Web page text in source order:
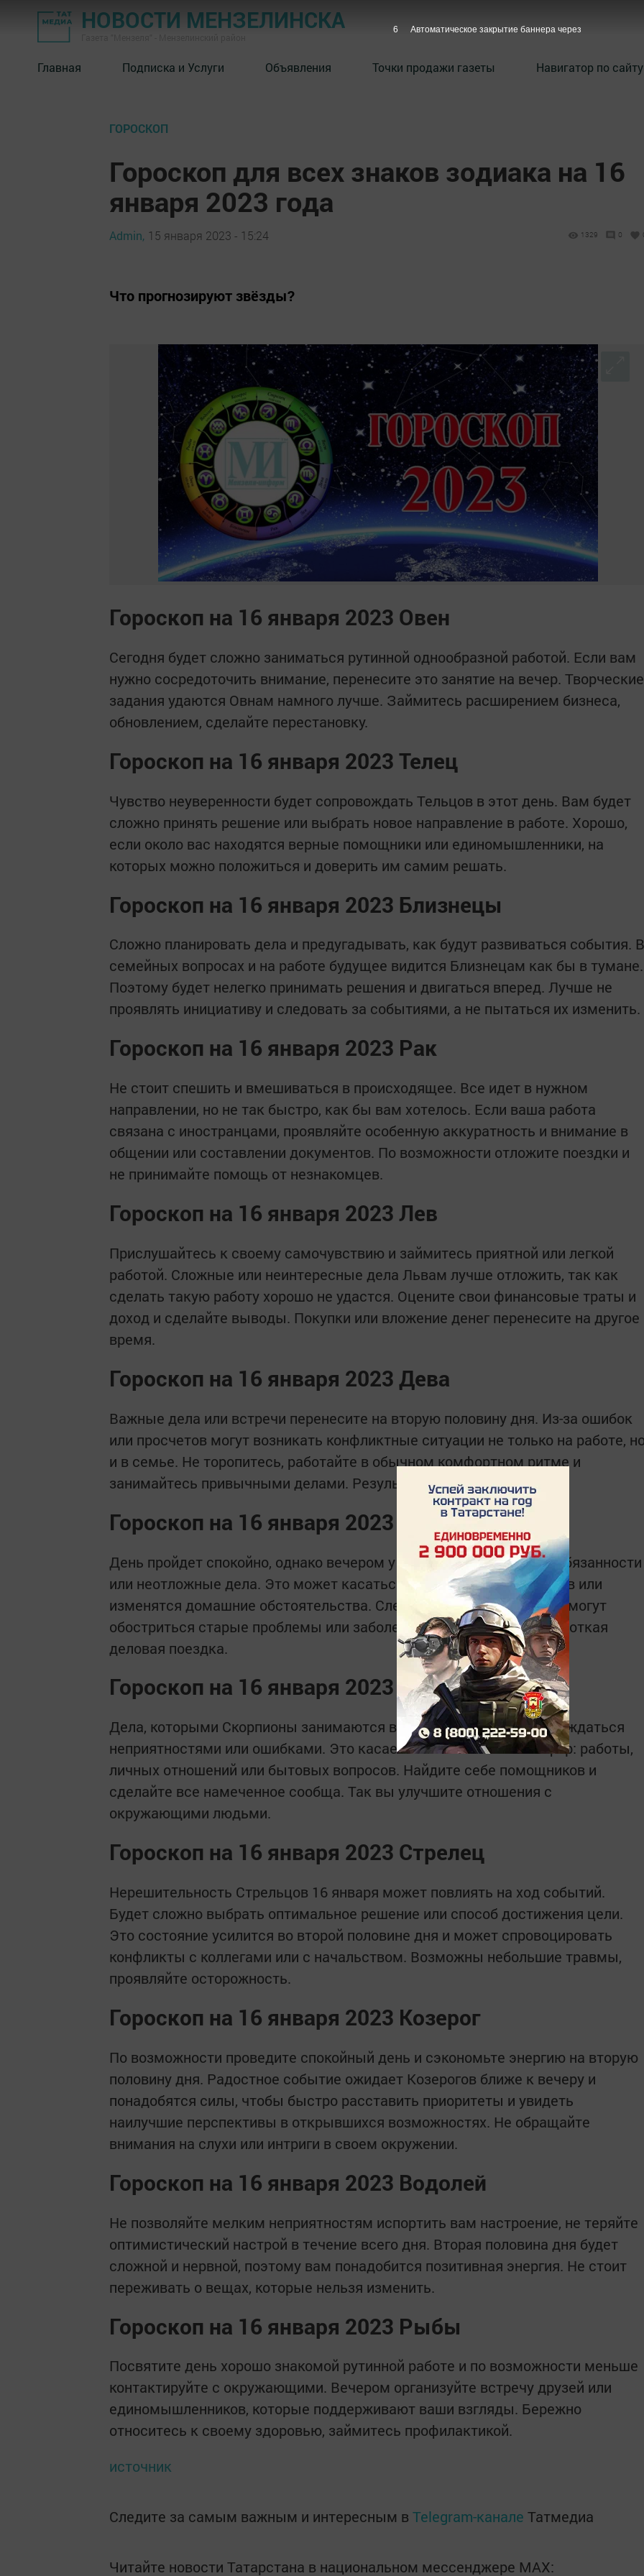
НОВОСТИ МЕНЗЕЛИНСКА
Главная Подписка и Услуги Объявления Точки продажи газеты Навигатор по сайту
ГОРОСКОП
Гороскоп для всех знаков зодиака на 16
января 2023 года
Admin, 15 января 2023 - 15:24 1329 0
Что прогнозируют звёзды?
Гороскоп на 16 января 2023 Овен
Сегодня будет сложно заниматься рутинной однообразной работой. Если вам
нужно сосредоточить внимание, перенесите это занятие на вечер. Творческие
задания удаются Овнам намного лучше. Займитесь расширением бизнеса,
обновлением, сделайте перестановку.
Гороскоп на 16 января 2023 Телец
Чувство неуверенности будет сопровождать Тельцов в этот день. Вам будет
сложно принять решение или выбрать новое направление в работе. Хорошо,
если около вас находятся верные помощники или единомышленники, на
которых можно положиться и доверить им самим решать.
Гороскоп на 16 января 2023 Близнецы
Сложно планировать дела и предугадывать, как будут развиваться события. В
семейных вопросах и на работе будущее видится Близнецам как бы в тумане.
Поэтому будет нелегко принимать решения и двигаться вперед. Лучше не
проявлять инициативу и следовать за событиями, а не пытаться их изменить.
Гороскоп на 16 января 2023 Рак
Не стоит спешить и вмешиваться в происходящее. Все идет в нужном
направлении, но не так быстро, как бы вам хотелось. Если ваша работа
связана с иностранцами, проявляйте особенную аккуратность и внимание в
общении или составлении документов. По возможности отложите поездки и
не принимайте помощь от незнакомцев.
Гороскоп на 16 января 2023 Лев
Прислушайтесь к своему самочувствию и займитесь приятной или легкой
работой. Сложные или неинтересные дела Львам лучше отложить, так как
сделать такую работу хорошо не удастся. Оцените свои финансовые траты и
доход и сделайте выводы. Покупки или вложение денег перенесите на другое
время.
Гороскоп на 16 января 2023 Дева
Важные дела или встречи перенесите на вторую половину дня. Из-за ошибок
или просчетов могут возникать конфликтные ситуации не только на работе,
и в семье. Не торопитесь, работайте в обычном комфортном ритме и
занимайтесь привычными делами. Результаты вас порадуют.
Гороскоп на 16 января 2023 Весы
День пройдет спокойно, однако вечером у Весов появятся новые обязанности
или неотложные дела. Это может касаться ваших рабочих вопросов или
изменятся домашние обстоятельства. Следите за самочувствием, могут
обостриться старые проблемы или заболевания. Не исключена короткая
деловая поездка.
Гороскоп на 16 января 2023 Скорпион
Дела, которыми Скорпионы занимаются в одиночку, могут сопровождаться
неприятностями или ошибками. Это касается всех жизненных сфер: работы,
личных отношений или бытовых вопросов. Найдите себе помощников и
сделайте все намеченное сообща. Так вы улучшите отношения с
окружающими людьми.
Гороскоп на 16 января 2023 Стрелец
Нерешительность Стрельцов 16 января может повлиять на ход событий.
Будет сложно выбрать оптимальное решение или способ достижения цели.
Это состояние усилится во второй половине дня и может спровоцировать
конфликты с коллегами или с начальством. Возможны небольшие травмы,
проявляйте осторожность.
Гороскоп на 16 января 2023 Козерог
По возможности проведите спокойный день и сэкономьте энергию на вторую
половину дня. Радостное событие ожидает Козерогов ближе к вечеру и
понадобятся силы, чтобы быстро расставить приоритеты и увидеть
наилучшие перспективы в открывшихся возможностях. Не обращайте
внимания на слухи или интриги в своем окружении.
Гороскоп на 16 января 2023 Водолей
Не позволяйте мелким неприятностям испортить вам настроение, не теряйте
оптимистический настрой в течение всего дня. Вторая половина дня будет
сложной и нервной, поэтому вам понадобится позитивная энергия. Не стоит
переживать о вещах, которые нельзя изменить.
Гороскоп на 16 января 2023 Рыбы
Посвятите день хорошо знакомой рутинной работе и по возможности меньше
контактируйте с окружающими. Вечером организуйте встречу друзей или
единомышленников, которые поддерживают ваши взгляды. Бережно
относитесь к своему здоровью, займитесь профилактикой.
источник
Следите за самым важным и интересным в Telegram-канале Татмедиа
Читайте новости Татарстана в национальном мессенджере MАХ:
5 Автоматическое закрытие баннера через